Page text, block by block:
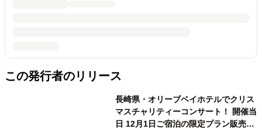
この発行者のリリース
長崎県・オリーブベイホテルでクリス
マスチャリティーコンサート！ 開催当
日 12月1日ご宿泊の限定プラン販売も